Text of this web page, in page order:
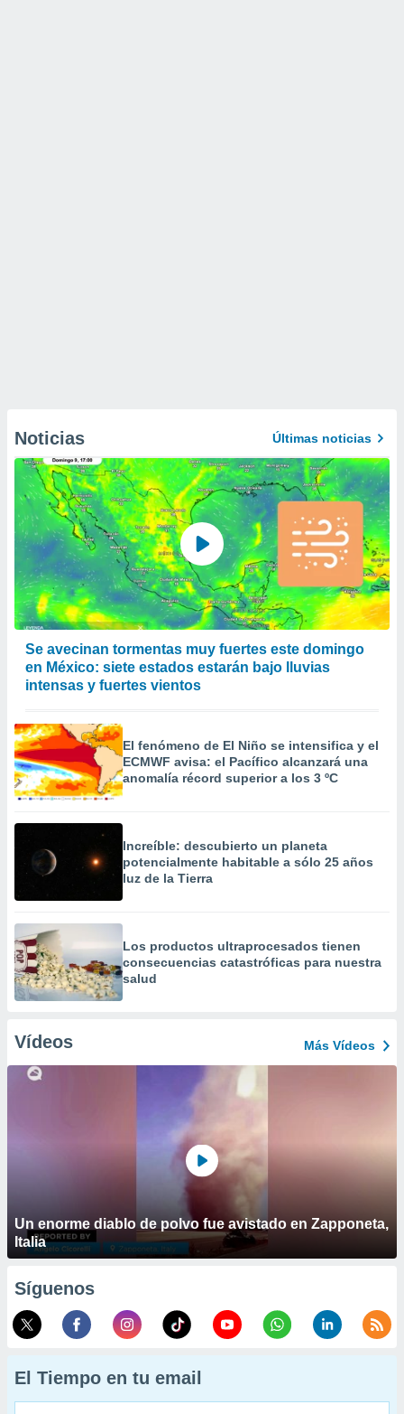
Noticias Últimas noticias
Se avecinan tormentas muy fuertes este domingo
en México: siete estados estarán bajo lluvias
intensas y fuertes vientos
El fenómeno de El Niño se intensifica y el
ECMWF avisa: el Pacífico alcanzará una
anomalía récord superior a los 3 ºC
Increíble: descubierto un planeta
potencialmente habitable a sólo 25 años
luz de la Tierra
Los productos ultraprocesados ​​tienen
consecuencias catastróficas para nuestra
salud
Vídeos Más Vídeos
Un enorme diablo de polvo fue avistado en Zapponeta,
Italia
Síguenos
El Tiempo en tu email